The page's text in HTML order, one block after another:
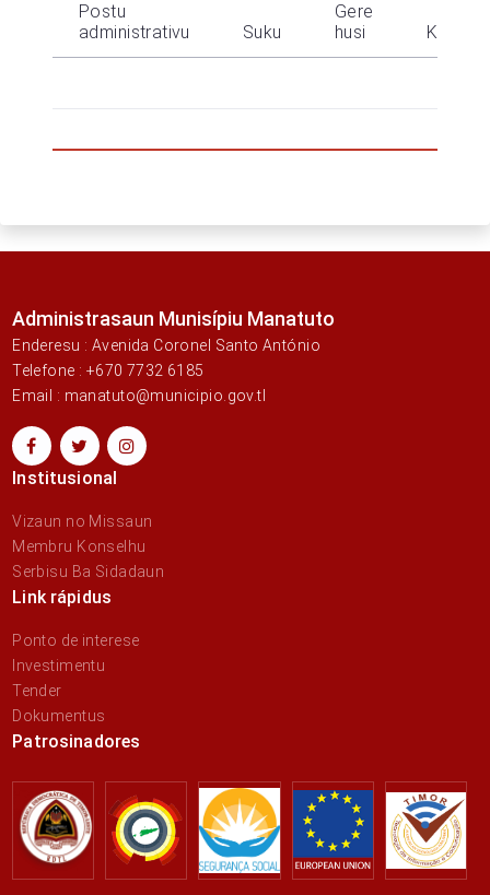
Postu
administrativu
Suku
Gere
husi
Administrasaun Munisípiu Manatuto
Enderesu : Avenida Coronel Santo António
Telefone : +670 7732 6185
Email : manatuto@municipio.gov.tl
Institusional
Vizaun no Missaun
Membru Konselhu
Serbisu Ba Sidadaun
Link rápidus
Ponto de interese
Investimentu
Tender
Dokumentus
Patrosinadores